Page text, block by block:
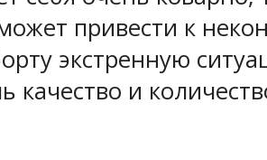
привести к
экстренную
и